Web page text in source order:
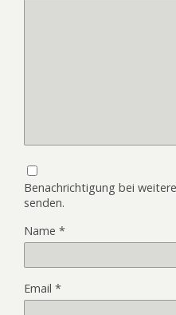
Benachrichtigung bei
senden.
Name *
Email *